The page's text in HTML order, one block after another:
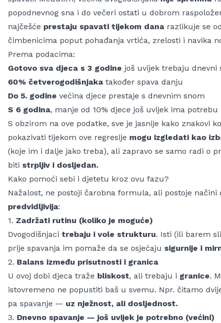
popodnevnog sna i do večeri ostati u dobrom
najčešće prestaju spavati tijekom dana razlikuje se
čimbenicima poput pohađanja vrtića, zrelosti i navika
Prema podacima:
Gotovo sva djeca s 3 godine još uvijek trebaju dnevni
60% četverogodišnjaka također spava danju
Do 5. godine većina djece prestaje s dnevnim snom
S 6 godina, manje od 10% djece još uvijek ima
S obzirom na ove podatke, sve je jasnije kako znakovi
pokazivati tijekom ove regresije mogu izgledati kao
(koje im i dalje jako treba), ali zapravo se samo radi o
biti strpljiv i dosljedan.
Kako pomoći sebi i djetetu kroz ovu fazu?
Nažalost, ne postoji čarobna formula, ali postoje
predvidljivija:
1. Zadržati rutinu (koliko je moguće)
Dvogodišnjaci trebaju i vole strukturu. Isti (ili barem
prije spavanja im pomaže da se osjećaju sigurnije i
2. Balans između prisutnosti i granica
U ovoj dobi djeca traže bliskost, ali trebaju i granice.
istovremeno ne popustiti baš u svemu. Npr. čitamo
pa spavanje — uz nježnost, ali dosljednost.
3. Dnevno spavanje — još uvijek je potrebno (većini)